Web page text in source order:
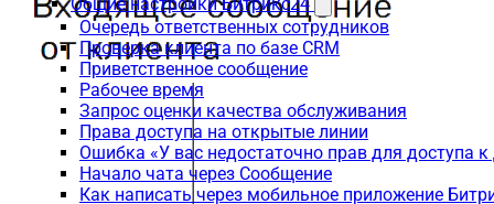
Очередь ответственных сотрудников
Проверка клиента по базе CRM
Приветственное сообщение
Рабочее время
Запрос оценки качества обслуживания
Права доступа на открытые линии
Ошибка «У вас недостаточно прав для доступа
Начало чата через Сообщение
Как написать через мобильное приложение